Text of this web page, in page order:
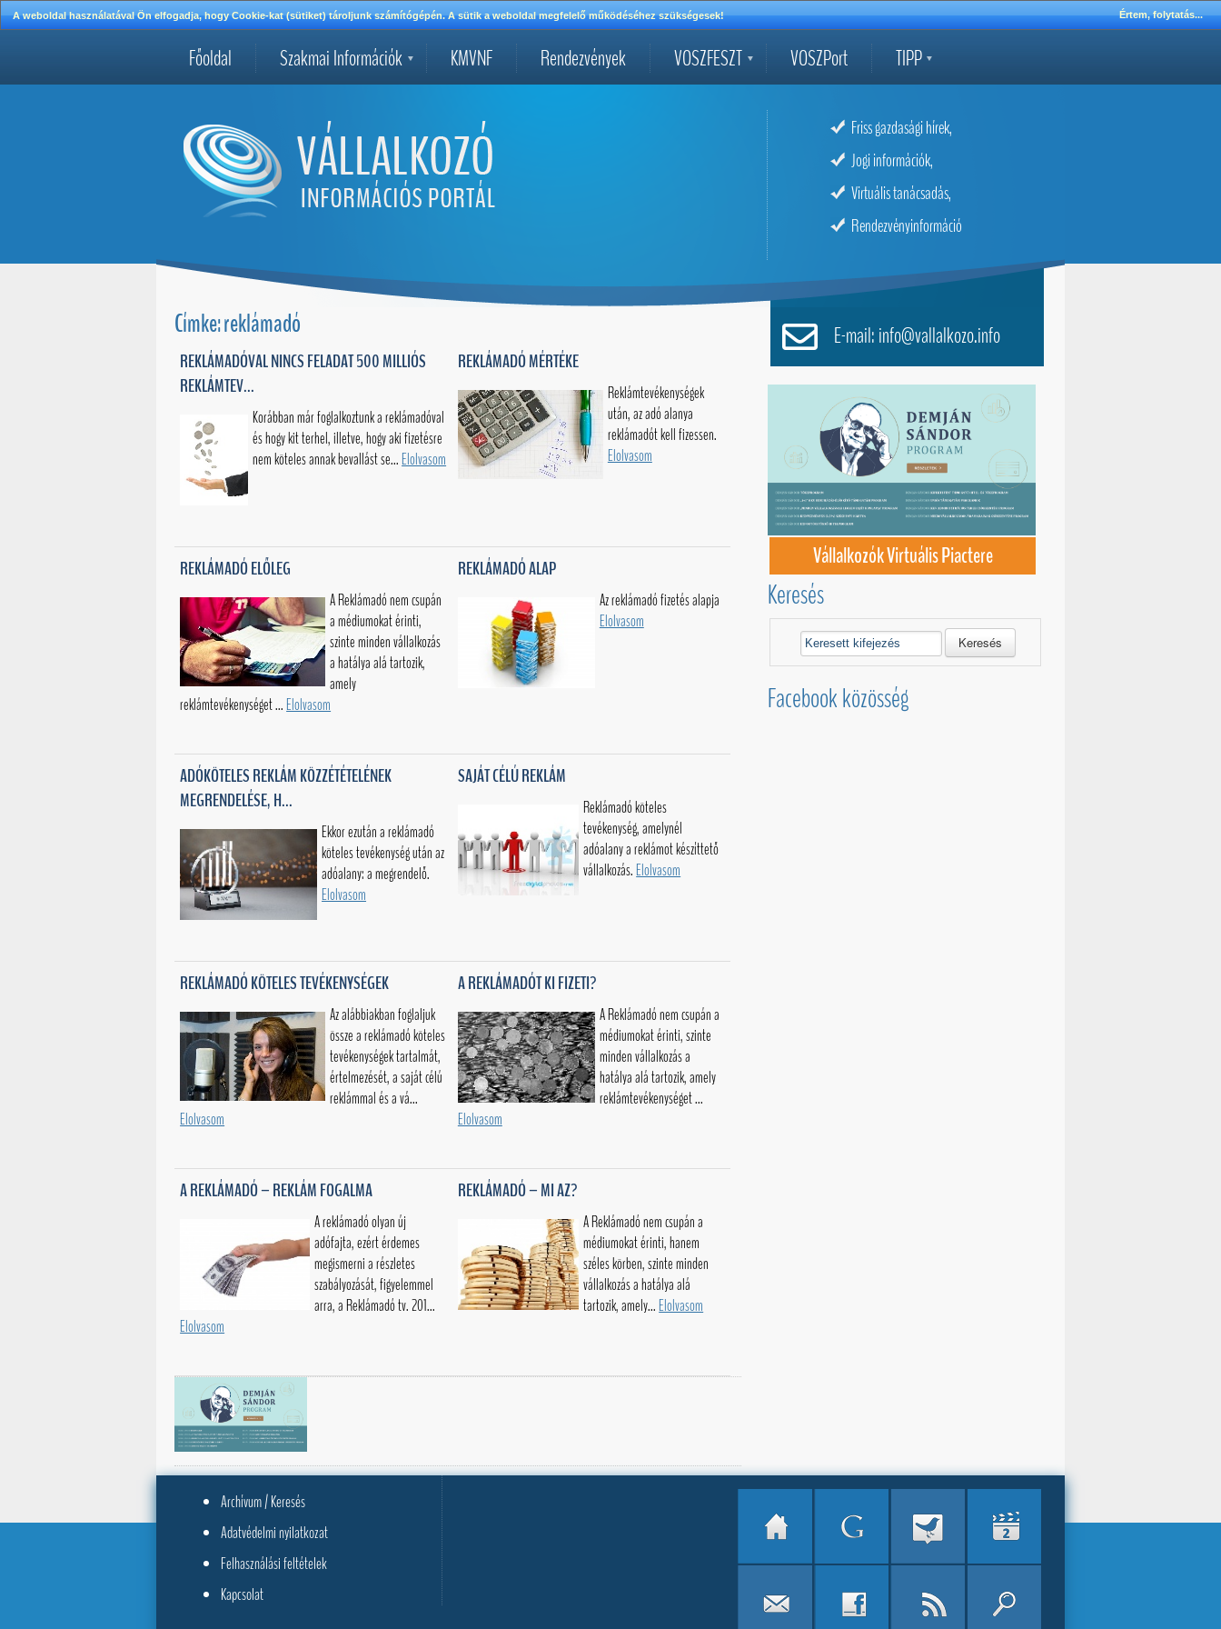
A weboldal használatával Ön elfogadja, hogy Cookie-kat (sütiket) tároljunk számítógépén. A sütik a weboldal megfelelő működéséhez szükségesek! Értem, folytatás...
Főoldal Szakmai Információk KMVNF Rendezvények VOSZFESZT VOSZPort TIPP
Friss gazdasági hírek,
Jogi információk,
Virtuális tanácsadás,
Rendezvényinformáció
Címke: reklámadó
REKLÁMADÓVAL NINCS FELADAT 500 MILLIÓS
REKLÁMTEV...
Korábban már foglalkoztunk a reklámadóval
és hogy kit terhel, illetve, hogy aki fizetésre
nem köteles annak bevallást se... Elolvasom
REKLÁMADÓ MÉRTÉKE
Reklámtevékenységek
után, az adó alanya
reklámadót kell fizessen.
Elolvasom
REKLÁMADÓ ELŐLEG
A Reklámadó nem csupán
a médiumokat érinti,
szinte minden vállalkozás
a hatálya alá tartozik,
amely
reklámtevékenységet ... Elolvasom
REKLÁMADÓ ALAP
Az reklámadó fizetés alapja
Elolvasom
ADÓKÖTELES REKLÁM KÖZZÉTÉTELÉNEK
MEGRENDELÉSE, H...
Ekkor ezután a reklámadó
köteles tevékenység után az
adóalany: a megrendelő.
Elolvasom
SAJÁT CÉLÚ REKLÁM
Reklámadó köteles
tevékenység, amelynél
adóalany a reklámot készíttető
vállalkozás. Elolvasom
REKLÁMADÓ KÖTELES TEVÉKENYSÉGEK
Az alábbiakban foglaljuk
össze a reklámadó köteles
tevékenységek tartalmát,
értelmezését, a saját célú
reklámmal és a vá...
Elolvasom
A REKLÁMADÓT KI FIZETI?
A Reklámadó nem csupán a
médiumokat érinti, szinte
minden vállalkozás a
hatálya alá tartozik, amely
reklámtevékenységet ...
Elolvasom
A REKLÁMADÓ – REKLÁM FOGALMA
A reklámadó olyan új
adófajta, ezért érdemes
megismerni a részletes
szabályozását, figyelemmel
arra, a Reklámadó tv. 201...
Elolvasom
REKLÁMADÓ – MI AZ?
A Reklámadó nem csupán a
médiumokat érinti, hanem
széles körben, szinte minden
vállalkozás a hatálya alá
tartozik, amely... Elolvasom
E-mail: info@vallalkozo.info
Vállalkozók Virtuális Piactere
Keresés
Keresés
Facebook közösség
Archívum / Keresés
Adatvédelmi nyilatkozat
Felhasználási feltételek
Kapcsolat